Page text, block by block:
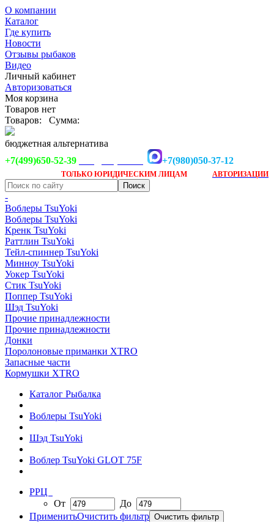
О компании
Каталог
Где купить
Новости
Отзывы рыбаков
Видео
Личный кабинет
Авторизоваться
Моя корзина
Товаров нет
Товаров:
Сумма:
бюджетная альтернатива
+7(499)650-52-39
+7(980)050-37-12
ТОЛЬКО ЮРИДИЧЕСКИМ ЛИЦАМ АВТОРИЗАЦИИ
-
Воблеры TsuYoki
Воблеры TsuYoki
Кренк TsuYoki
Раттлин TsuYoki
Тейл-спиннер TsuYoki
Минноу TsuYoki
Уокер TsuYoki
Стик TsuYoki
Поппер TsuYoki
Шэд TsuYoki
Прочие принадлежности
Прочие принадлежности
Донки
Поролоновые приманки XTRO
Запасные части
Кормушки XTRO
Каталог Рыбалка
Воблеры TsuYoki
Шэд TsuYoki
Воблер TsuYoki GLOT 75F
РРЦ
От
До
ПрименитьОчистить фильтр